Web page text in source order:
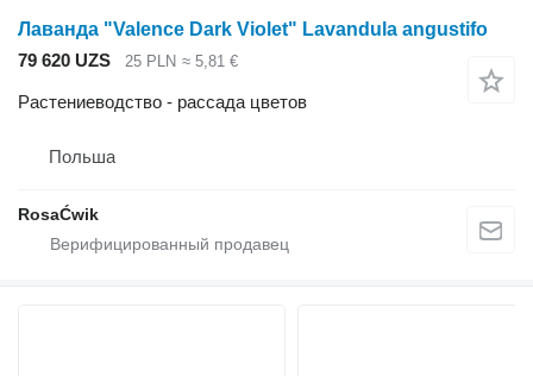
Лаванда "Valence Dark Violet" Lavandula angustifo
79 620 UZS
25 PLN ≈ 5,81 €
Растениеводство - рассада цветов
Польша
RosaĆwik